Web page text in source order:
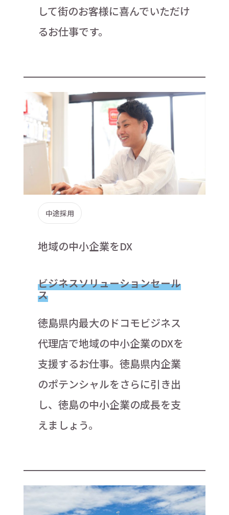
して街のお客様に喜んでいただけ
るお仕事です。
中途採用
地域の中小企業をDX
ビジネスソリューションセール
ス
徳島県内最大のドコモビジネス
代理店で地域の中小企業のDXを
支援するお仕事。徳島県内企業
のポテンシャルをさらに引き出
し、徳島の中小企業の成長を支
えましょう。